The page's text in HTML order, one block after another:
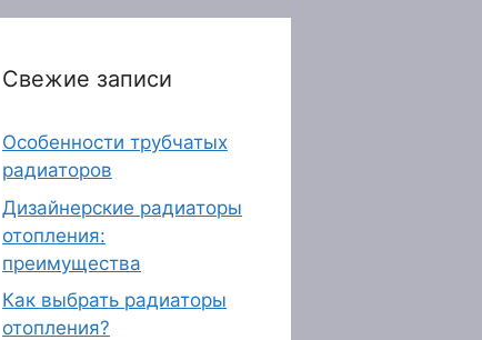
Свежие записи
Особенности трубчатых
радиаторов
Дизайнерские радиаторы
отопления:
преимущества
Как выбрать радиаторы
отопления?